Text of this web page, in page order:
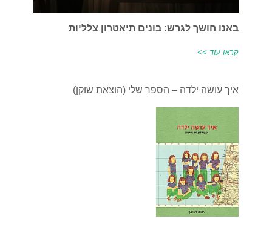
באנו חושך לגרש: בונים תיאטרון צלליות
קראו עוד >>
איך עושה ילדה – הספר שלי (הוצאת שוקן)